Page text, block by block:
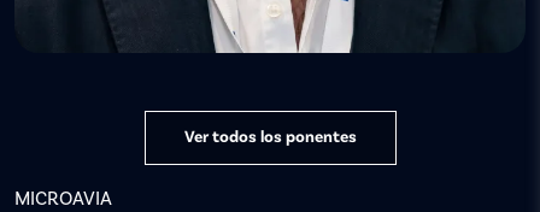
Ver todos los ponentes
MICROAVIA